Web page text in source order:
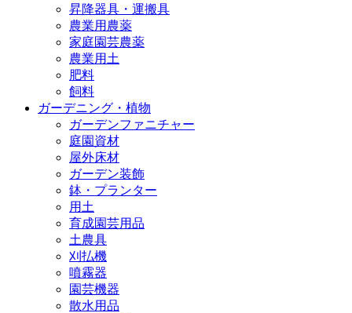
昇降器具・運搬具
農業用農薬
家庭園芸農薬
農業用土
肥料
飼料
ガーデニング・植物
ガーデンファニチャー
庭園資材
屋外床材
ガーデン装飾
鉢・プランター
用土
育成園芸用品
土農具
刈払機
噴霧器
園芸機器
散水用品